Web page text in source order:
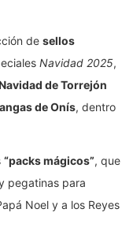
de sellos
Navidad 2025,
de Torrejón
de Onís, dentro
“packs mágicos”, que
pegatinas para
Noel y a los Reyes